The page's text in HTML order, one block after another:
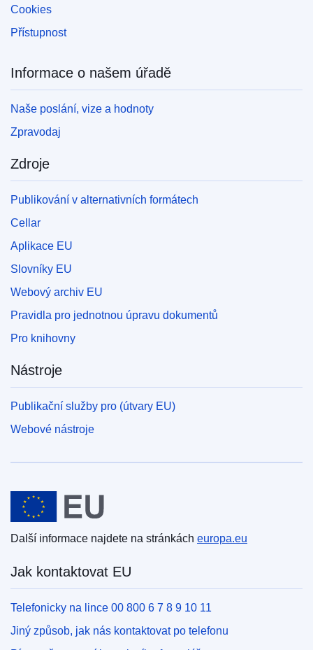
Cookies
Přístupnost
Informace o našem úřadě
Naše poslání, vize a hodnoty
Zpravodaj
Zdroje
Publikování v alternativních formátech
Cellar
Aplikace EU
Slovníky EU
Webový archiv EU
Pravidla pro jednotnou úpravu dokumentů
Pro knihovny
Nástroje
Publikační služby pro (útvary EU)
Webové nástroje
Evropská unie
Další informace najdete na stránkách europa.eu
Jak kontaktovat EU
Telefonicky na lince 00 800 6 7 8 9 10 11
Jiný způsob, jak nás kontaktovat po telefonu